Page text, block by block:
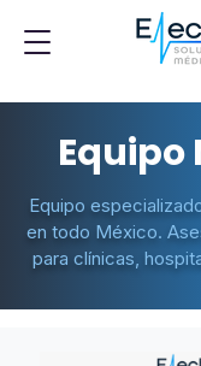
Equipo
​Equipo
en todo México.
para clínicas,